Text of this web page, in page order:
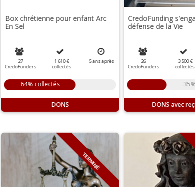
Box chrétienne pour enfant Arc
En Sel
27
CredoFunders
1 610 €
collectés
5ansaprès
64% collectés
DONS
CredoFunding
défense de la Vie
26
CredoFunders
3 500 €
collectés
DONS
TERMINÉ